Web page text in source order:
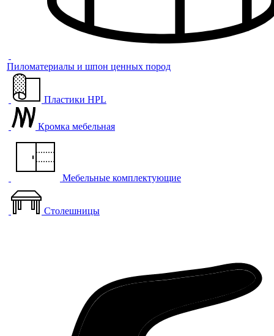
Пиломатериалы и шпон ценных пород
Пластики HPL
Кромка мебельная
Мебельные комплектующие
Столешницы